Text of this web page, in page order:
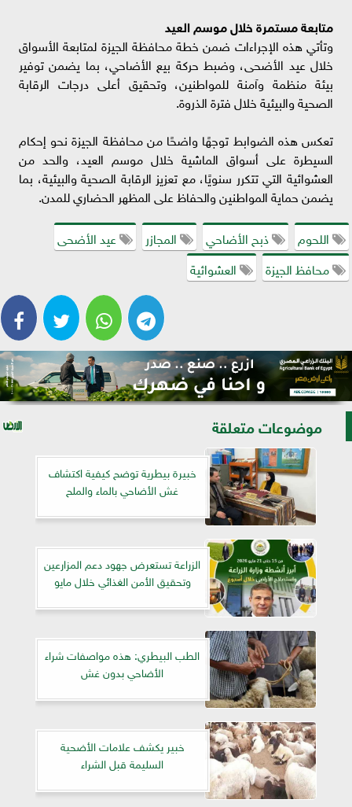
متابعة مستمرة خلال موسم العيد
وتأتي هذه الإجراءات ضمن خطة محافظة الجيزة لمتابعة الأسواق
خلال عيد الأضحى، وضبط حركة بيع الأضاحي، بما يضمن توفير
بيئة منظمة وآمنة للمواطنين، وتحقيق أعلى درجات الرقابة
الصحية والبيئية خلال فترة الذروة.
تعكس هذه الضوابط توجهًا واضحًا من محافظة الجيزة نحو إحكام
السيطرة على أسواق الماشية خلال موسم العيد، والحد من
العشوائية التي تتكرر سنويًا، مع تعزيز الرقابة الصحية والبيئية، بما
يضمن حماية المواطنين والحفاظ على المظهر الحضاري للمدن.
اللحوم
ذبح الأضاحي المجازر
عيد الأضحى
محافظ الجيزة
العشوائية
موضوعات متعلقة
خبيرة بيطرية توضح كيفية اكتشاف
غش الأضاحي بالماء والملح
الزراعة تستعرض جهود دعم المزارعين
وتحقيق الأمن الغذائي خلال مايو
الطب البيطري: هذه مواصفات شراء
الأضاحي بدون غش
خبير يكشف علامات الأضحية
السليمة قبل الشراء